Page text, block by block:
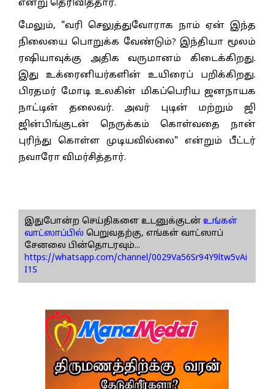
என்று தெரிவித்தார்.
மேலும், "வரி செலுத்துவோராக நாம் ஏன் இந்த
நிலையை பொறுக்க வேண்டும்? இந்தியா மூலம்
ரஷியாவுக்கு அதிக வருமானம் கிடைக்கிறது.
இது உக்ரைனியர்களின் உயிரைப் பறிக்கிறது.
பிரதமர் மோடி உலகின் மிகப்பெரிய ஜனநாயக
நாட்டின் தலைவர். அவர் புடின் மற்றும் ஜி
ஜின்பிங்குடன் நெருக்கம் கொள்வதை நான்
புரிந்து கொள்ள முடியவில்லை" என்றும் பீட்டர்
நவாரோ விமர்சித்தார்.
இதுபோன்ற செய்திகளை உடனுக்குடன் உங்கள்
வாட்ஸாப்பில் பெறுவதற்கு, எங்கள் வாட்ஸாப்
சேனலை பின்தொடரவும்...
https://whatsapp.com/channel/0029Va56Sr94Y9ltw5vAi
I1S